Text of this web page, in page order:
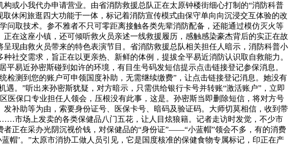
或小我代办申请营业。由省消防救援总队正在太原钟楼街细心打制的“消防科普
休闲旅逛四大功能于一体，标记着消防宣传模式由保守单向向沉浸交互体验的改
问取技术。参不雅者不只可零距离接触各类先辈消防配备，还能通过模仿灭火等
在这座小镇，还可倾听救火员亲述一线救援履历，感触感染豪杰背后的实正在故
现由救火员带来的特色表演节目。省消防救援总队相关担任人暗示，消防科普小
社交需求，旨正在以更亲热、新鲜的体例，提拔全平易近消防认识取自救能力。
易近孙密斯碰到如许的环境，有目生号码发短信提示点击链接登记参保消息。
测到您的账户可申领国度补助，无需继续缴费”，让点击链接登记消息。她没有
。”听出来孙密斯犹疑，对方暗示，只需供给银行卡号并转账“激活账户”，立即
医保口专业担任人领会，压根没有此事，这是。孙密斯当即删除短信，将对方号
补助等为由，索要身份证号、医保卡号、暗码及验证码。大师切莫相信，收到带
市场上发卖的各类保健品八门五花，让人目炫狼籍。记者走访时发觉，不少市
正在采办光阴沉视价钱，对保健品的“身份证”——“小蓝帽”领会不多，有的消费
帽’。”太原市消协工做人员引见，它是国度核准的保健食物专属标记，印正在产